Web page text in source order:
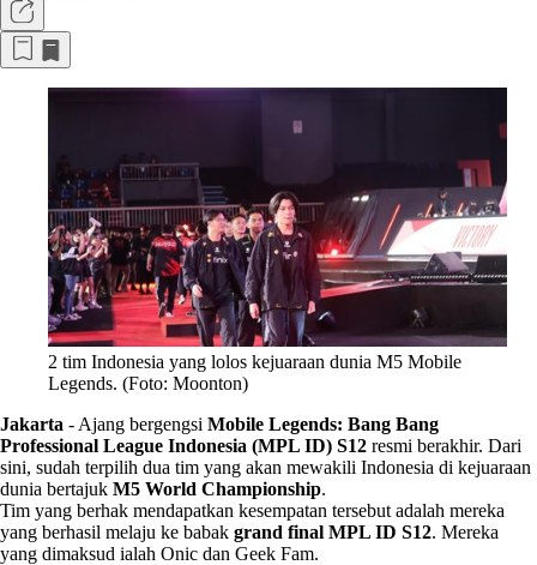
2 tim Indonesia yang lolos kejuaraan dunia M5 Mobile
Legends. (Foto: Moonton)
Jakarta - Ajang bergengsi Mobile Legends: Bang Bang
Professional League Indonesia (MPL ID) S12 resmi berakhir. Dari
sini, sudah terpilih dua tim yang akan mewakili Indonesia di kejuaraan
dunia bertajuk M5 World Championship.
Tim yang berhak mendapatkan kesempatan tersebut adalah mereka
yang berhasil melaju ke babak grand final MPL ID S12. Mereka
yang dimaksud ialah Onic dan Geek Fam.